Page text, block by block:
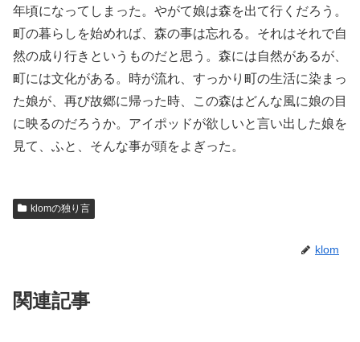
年頃になってしまった。やがて娘は森を出て行くだろう。
町の暮らしを始めれば、森の事は忘れる。それはそれで自
然の成り行きというものだと思う。森には自然があるが、
町には文化がある。時が流れ、すっかり町の生活に染まっ
た娘が、再び故郷に帰った時、この森はどんな風に娘の目
に映るのだろうか。アイポッドが欲しいと言い出した娘を
見て、ふと、そんな事が頭をよぎった。
klomの独り言
klom
関連記事